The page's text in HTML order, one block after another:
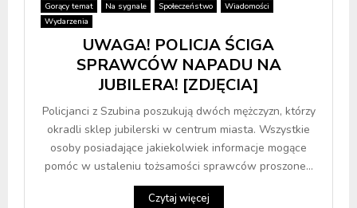
Gorący temat Na sygnale Społeczeństwo
Wiadomości
Wydarzenia
UWAGA! POLICJA ŚCIGA
SPRAWCÓW NAPADU NA
JUBILERA! [ZDJĘCIA]
Policjanci z Szubina poszukują dwóch mężczyzn, którzy
okradli sklep jubilerski w centrum miasta. Wszystkie
osoby posiadające jakiekolwiek informacje mogące
pomóc w ustaleniu tożsamości sprawców proszone...
Czytaj więcej